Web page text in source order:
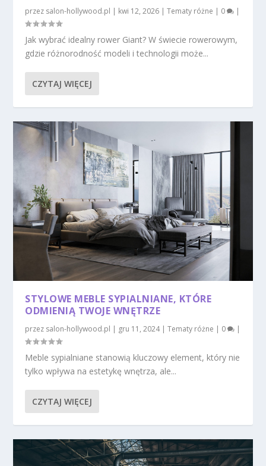
przez salon-hollywood.pl | kwi 12, 2026 |Tematy różne | 0 |
Jak wybrać idealny rower Giant? W świecie rowerowym,
gdzie różnorodność modeli i technologii może...
CZYTAJ WIĘCEJ
STYLOWE MEBLE SYPIALNIANE, KTÓRE
ODMIENIĄ TWOJE WNĘTRZE
przez salon-hollywood.pl | gru 11, 2024|Tematy różne | 0 |
Meble sypialniane stanowią kluczowy element, który nie
tylko wpływa na estetykę wnętrza, ale...
CZYTAJ WIĘCEJ